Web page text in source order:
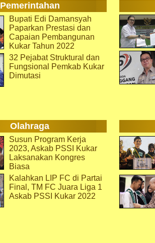
Pemerintahan
Bupati Edi Damansyah
Paparkan Prestasi dan
Capaian Pembangunan
Kukar Tahun 2022
32 Pejabat Struktural dan
Fungsional Pemkab Kukar
Dimutasi
Olahraga
Susun Program Kerja
2023, Askab PSSI Kukar
Laksanakan Kongres
Biasa
Kalahkan LIP FC di Partai
Final, TM FC Juara Liga 1
Askab PSSI Kukar 2022